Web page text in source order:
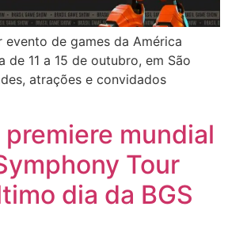
evento de games da América
de 11 a 15 de outubro, em São
atrações e convidados
premiere mundial
Tour
dia da BGS